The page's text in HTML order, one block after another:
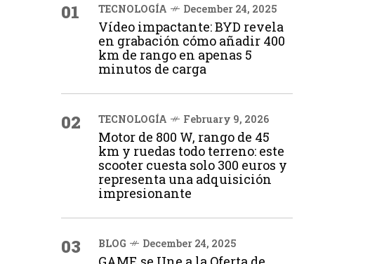
01 TECNOLOGÍA December 24, 2025
Vídeo impactante: BYD revela
en grabación cómo añadir 400
km de rango en apenas 5
minutos de carga
02 TECNOLOGÍA February 9, 2026
Motor de 800 W, rango de 45
km y ruedas todo terreno: este
scooter cuesta solo 300 euros y
representa una adquisición
impresionante
03 BLOG December 24, 2025